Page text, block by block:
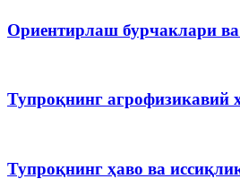
Ориентирлаш бурчаклари
Тупроқнинг агрофизикавий
Тупроқнинг ҳаво ва